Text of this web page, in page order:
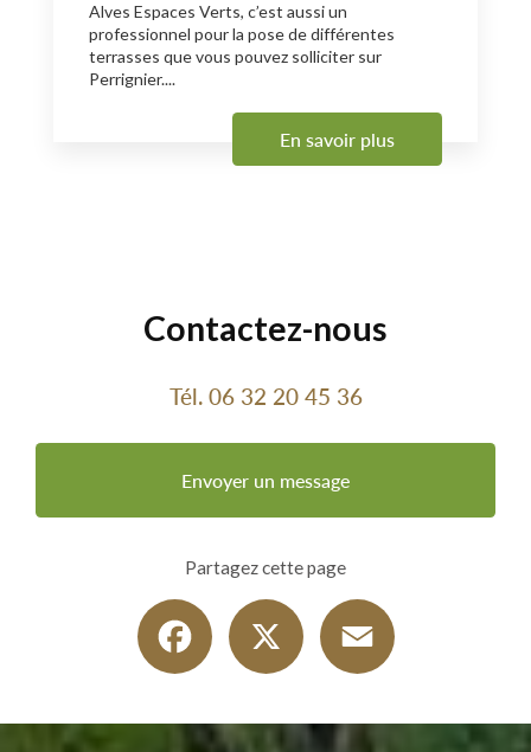
Alves Espaces Verts, c’est aussi un
professionnel pour la pose de différentes
terrasses que vous pouvez solliciter sur
Perrignier....
En savoir plus
Contactez-nous
Tél. 06 32 20 45 36
Envoyer un message
Partagez cette page
Facebook